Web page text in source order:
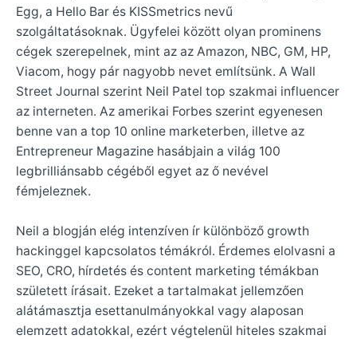
Egg, a Hello Bar és KISSmetrics nevű
szolgáltatásoknak. Ügyfelei között olyan prominens
cégek szerepelnek, mint az az Amazon, NBC, GM, HP,
Viacom, hogy pár nagyobb nevet említsünk. A Wall
Street Journal szerint Neil Patel top szakmai influencer
az interneten. Az amerikai Forbes szerint egyenesen
benne van a top 10 online marketerben, illetve az
Entrepreneur Magazine hasábjain a világ 100
legbrilliánsabb cégéből egyet az ő nevével
fémjeleznek.
Neil a blogján elég intenzíven ír különböző growth
hackinggel kapcsolatos témákról. Érdemes elolvasni a
SEO, CRO, hírdetés és content marketing témákban
született írásait. Ezeket a tartalmakat jellemzően
alátámasztja esettanulmányokkal vagy alaposan
elemzett adatokkal, ezért végtelenül hiteles szakmai